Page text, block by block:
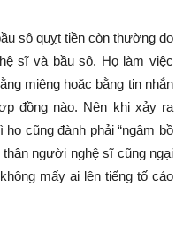
sô quỵt tiền còn thường do
sĩ và bầu sô. Họ làm việc
miệng hoặc bằng tin nhắn
đồng nào. Nên khi xảy ra
cũng đành phải “ngậm bồ
người nghệ sĩ cũng ngại
mấy ai lên tiếng tố cáo